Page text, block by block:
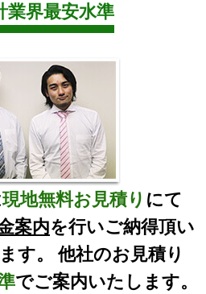
業界最安水準
現地無料お見積り にて
案内を行いご納得頂い
す。 他社のお見積り
でご案内いたします。